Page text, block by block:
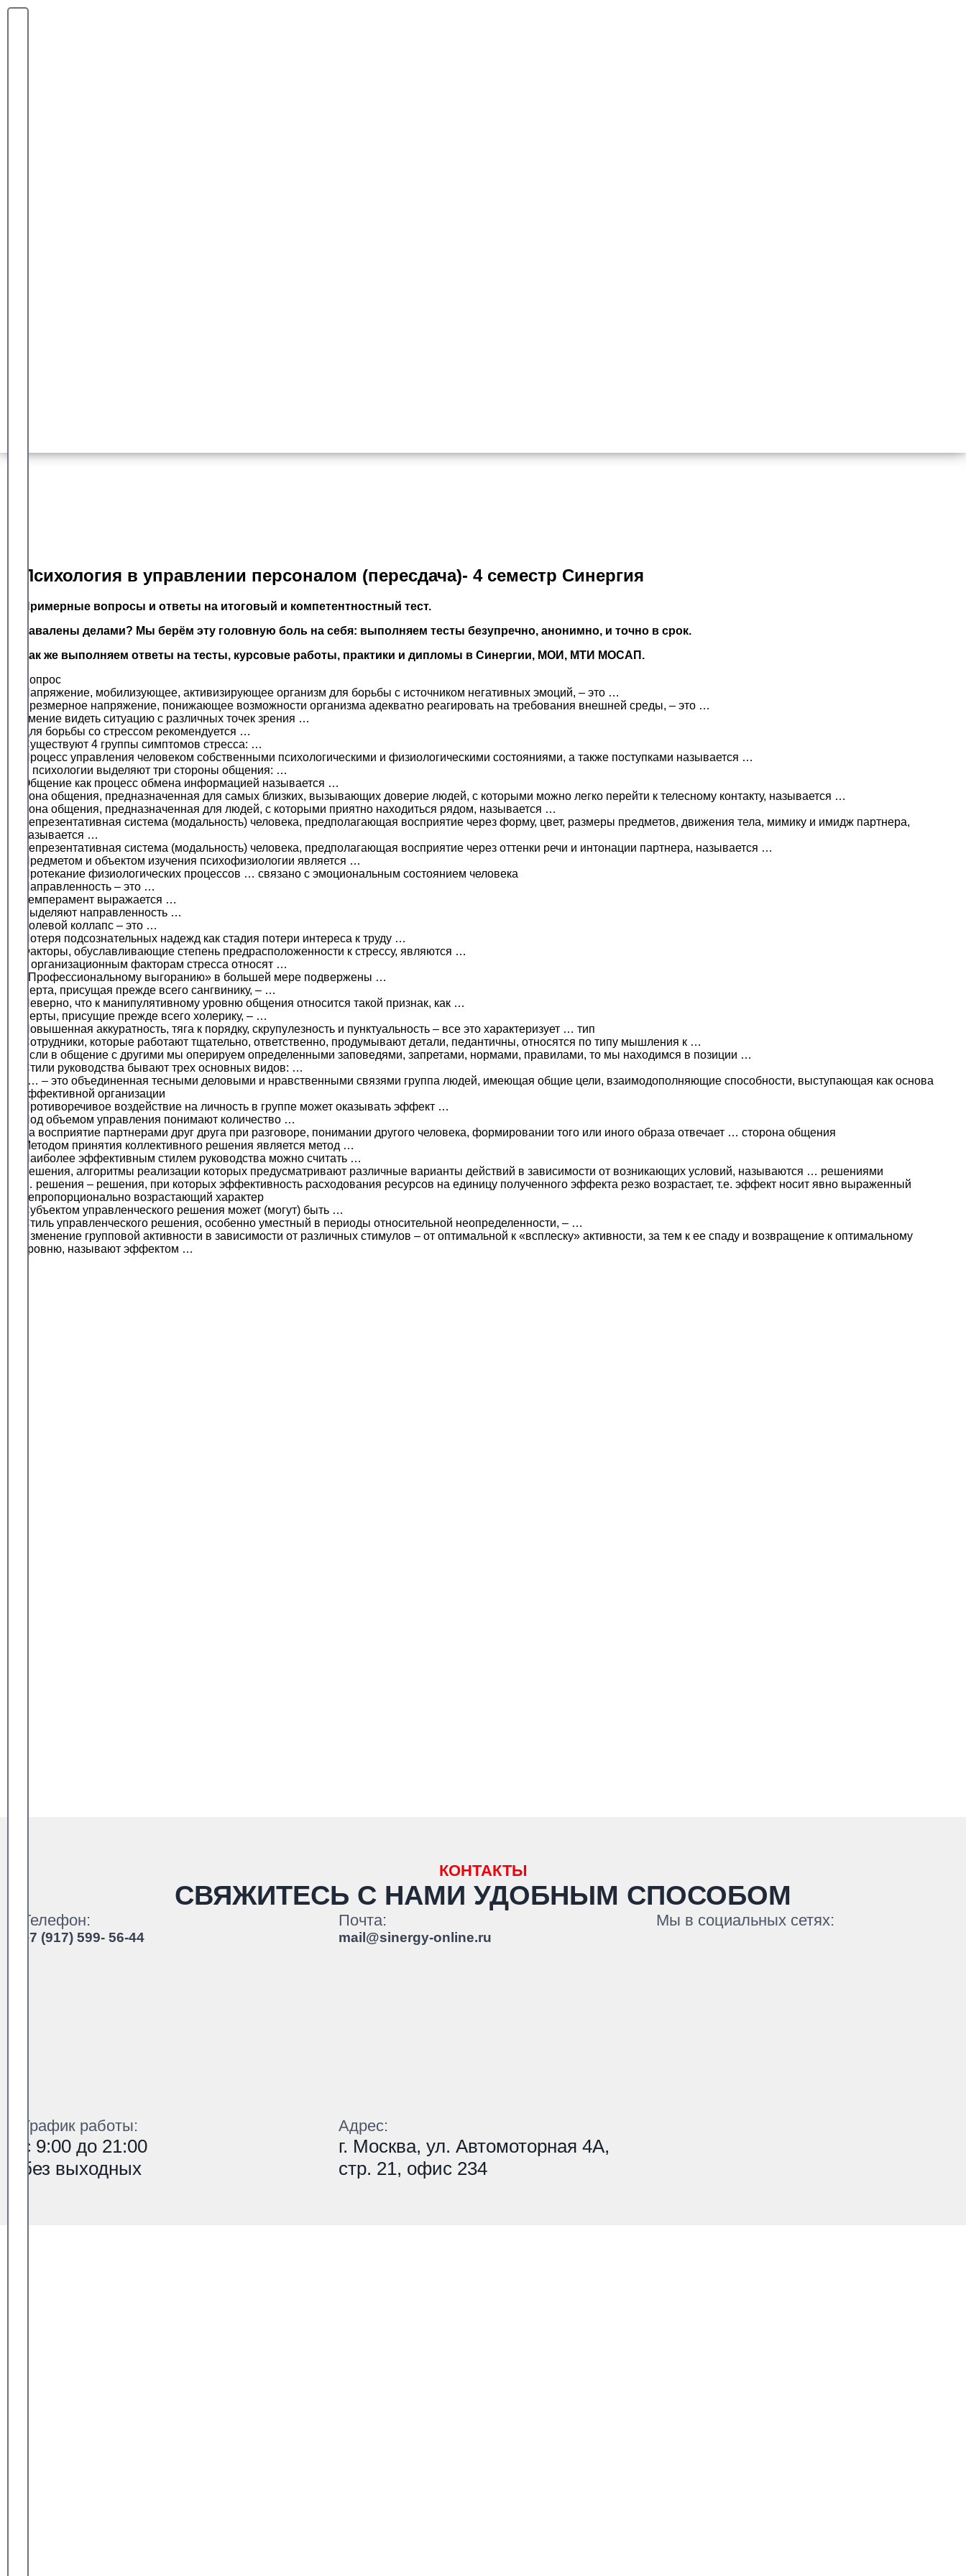
Решение тестов
Университета СИНЕРГИЯ, МТИ, МОИ и МОСАП
Узнай стоимость - это бесплатно! ЖМИ
Гарантия сдачи
Психология в управлении персоналом (пересдача)- 4 семестр Синергия
Примерные вопросы и ответы на итоговый и компетентностный тест.
Завалены делами? Мы берём эту головную боль на себя: выполняем тесты безупречно, анонимно, и точно в срок.
Так же выполняем ответы на тесты, курсовые работы, практики и дипломы в Синергии, МОИ, МТИ МОСАП.
Вопрос
Напряжение, мобилизующее, активизирующее организм для борьбы с источником негативных эмоций, – это …
Чрезмерное напряжение, понижающее возможности организма адекватно реагировать на требования внешней среды, – это …
Умение видеть ситуацию с различных точек зрения …
Для борьбы со стрессом рекомендуется …
Существуют 4 группы симптомов стресса: …
Процесс управления человеком собственными психологическими и физиологическими состояниями, а также поступками называется …
В психологии выделяют три стороны общения: …
Общение как процесс обмена информацией называется …
Зона общения, предназначенная для самых близких, вызывающих доверие людей, с которыми можно легко перейти к телесному контакту, называется …
Зона общения, предназначенная для людей, с которыми приятно находиться рядом, называется …
Репрезентативная система (модальность) человека, предполагающая восприятие через форму, цвет, размеры предметов, движения тела, мимику и имидж партнера,
называется …
Репрезентативная система (модальность) человека, предполагающая восприятие через оттенки речи и интонации партнера, называется …
Предметом и объектом изучения психофизиологии является …
Протекание физиологических процессов … связано с эмоциональным состоянием человека
Направленность – это …
Темперамент выражается …
Выделяют направленность …
Ролевой коллапс – это …
Потеря подсознательных надежд как стадия потери интереса к труду …
Факторы, обуславливающие степень предрасположенности к стрессу, являются …
К организационным факторам стресса относят …
«Профессиональному выгоранию» в большей мере подвержены …
Черта, присущая прежде всего сангвинику, – …
Неверно, что к манипулятивному уровню общения относится такой признак, как …
Черты, присущие прежде всего холерику, – …
Повышенная аккуратность, тяга к порядку, скрупулезность и пунктуальность – все это характеризует … тип
Сотрудники, которые работают тщательно, ответственно, продумывают детали, педантичны, относятся по типу мышления к …
Если в общение с другими мы оперируем определенными заповедями, запретами, нормами, правилами, то мы находимся в позиции …
Стили руководства бывают трех основных видов: …
. … – это объединенная тесными деловыми и нравственными связями группа людей, имеющая общие цели, взаимодополняющие способности, выступающая как основа
эффективной организации
Противоречивое воздействие на личность в группе может оказывать эффект …
Под объемом управления понимают количество …
За восприятие партнерами друг друга при разговоре, понимании другого человека, формировании того или иного образа отвечает … сторона общения
Методом принятия коллективного решения является метод …
Наиболее эффективным стилем руководства можно считать …
Решения, алгоритмы реализации которых предусматривают различные варианты действий в зависимости от возникающих условий, называются … решениями
… решения – решения, при которых эффективность расходования ресурсов на единицу полученного эффекта резко возрастает, т.е. эффект носит явно выраженный
непропорционально возрастающий характер
Субъектом управленческого решения может (могут) быть …
Стиль управленческого решения, особенно уместный в периоды относительной неопределенности, – …
Изменение групповой активности в зависимости от различных стимулов – от оптимальной к «всплеску» активности, за тем к ее спаду и возвращение к оптимальному
уровню, называют эффектом …
КОНТАКТЫ
СВЯЖИТЕСЬ С НАМИ УДОБНЫМ СПОСОБОМ
Телефон:
+7 (917) 599- 56-44
Почта:
mail@sinergy-online.ru
Мы в социальных сетях:
График работы:
с 9:00 до 21:00
без выходных
Адрес:
г. Москва, ул. Автомоторная 4А,
стр. 21, офис 234